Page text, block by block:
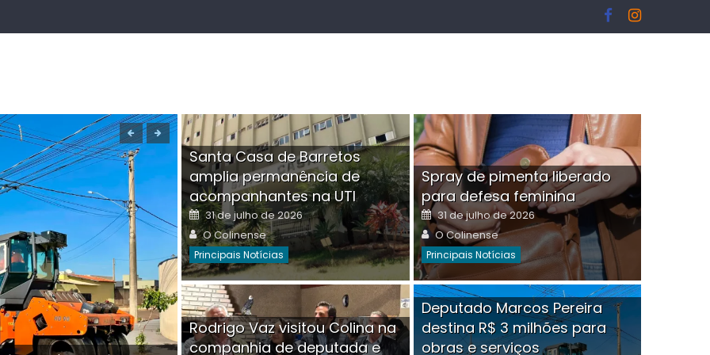
Boutique na Av. Ângelo Martins Tristão é
invadida por criminoso mascarado
Posted
30 de julho de 2026 Author
O Colinense Comment(0)
Santa Casa de Barretos
amplia permanência de
acompanhantes na UTI
Posted
on
31 de julho de 2026
Author
O Colinense
Principais Notícias
Spray de pimenta liberado
para defesa feminina
Posted
on
31 de julho de 2026
Author
O Colinense
Principais Notícias
Rodrigo Vaz visitou Colina na
companhia de deputada e
Deputado Marcos Pereira
destina R$ 3 milhões para
obras e serviços